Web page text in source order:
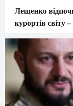
Лещенко
курортів світу